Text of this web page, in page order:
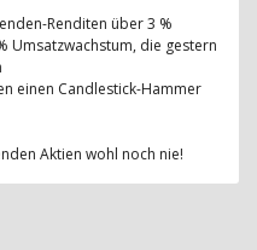
Renditen über 3 %
Umsatzwachstum, die gestern
einen Candlestick-Hammer
Aktien wohl noch nie!